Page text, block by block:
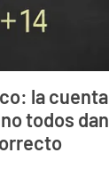
la cuenta
todos dan